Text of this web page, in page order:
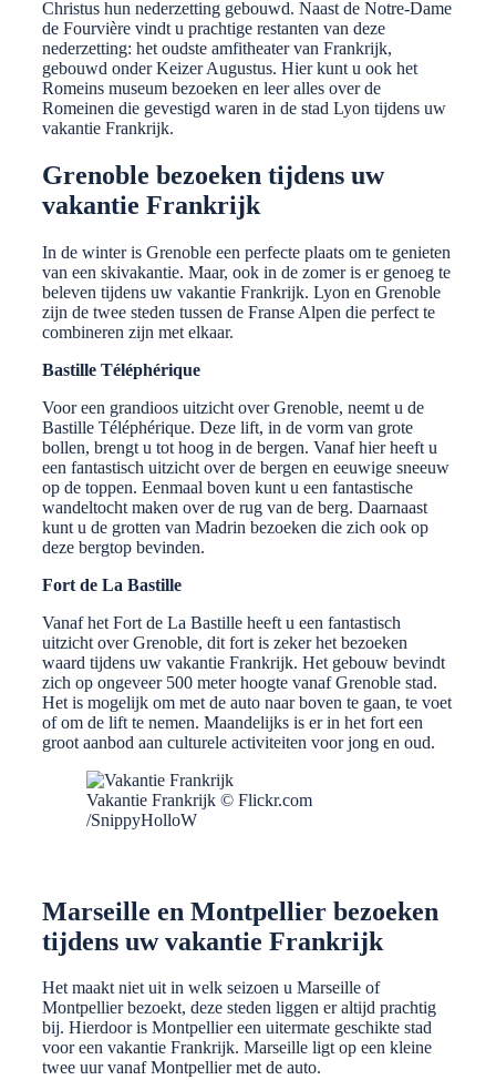
Christus hun nederzetting gebouwd. Naast de Notre-Dame
de Fourvière vindt u prachtige restanten van deze
nederzetting: het oudste amfitheater van Frankrijk,
gebouwd onder Keizer Augustus. Hier kunt u ook het
Romeins museum bezoeken en leer alles over de
Romeinen die gevestigd waren in de stad Lyon tijdens uw
vakantie Frankrijk.
Grenoble bezoeken tijdens uw
vakantie Frankrijk
In de winter is Grenoble een perfecte plaats om te genieten
van een skivakantie. Maar, ook in de zomer is er genoeg te
beleven tijdens uw vakantie Frankrijk. Lyon en Grenoble
zijn de twee steden tussen de Franse Alpen die perfect te
combineren zijn met elkaar.
Bastille Téléphérique
Voor een grandioos uitzicht over Grenoble, neemt u de
Bastille Téléphérique. Deze lift, in de vorm van grote
bollen, brengt u tot hoog in de bergen. Vanaf hier heeft u
een fantastisch uitzicht over de bergen en eeuwige sneeuw
op de toppen. Eenmaal boven kunt u een fantastische
wandeltocht maken over de rug van de berg. Daarnaast
kunt u de grotten van Madrin bezoeken die zich ook op
deze bergtop bevinden.
Fort de La Bastille
Vanaf het Fort de La Bastille heeft u een fantastisch
uitzicht over Grenoble, dit fort is zeker het bezoeken
waard tijdens uw vakantie Frankrijk. Het gebouw bevindt
zich op ongeveer 500 meter hoogte vanaf Grenoble stad.
Het is mogelijk om met de auto naar boven te gaan, te voet
of om de lift te nemen. Maandelijks is er in het fort een
groot aanbod aan culturele activiteiten voor jong en oud.
Vakantie Frankrijk © Flickr.com
/SnippyHolloW
Marseille en Montpellier bezoeken
tijdens uw vakantie Frankrijk
Het maakt niet uit in welk seizoen u Marseille of
Montpellier bezoekt, deze steden liggen er altijd prachtig
bij. Hierdoor is Montpellier een uitermate geschikte stad
voor een vakantie Frankrijk. Marseille ligt op een kleine
twee uur vanaf Montpellier met de auto.